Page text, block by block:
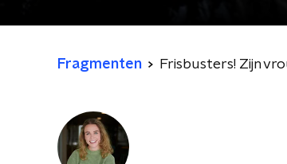
Fragmenten Frisbusters! Zijn